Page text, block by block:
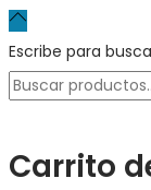
Escribe para
Carrito